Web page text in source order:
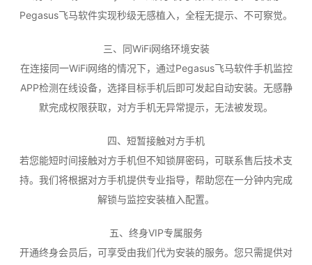
Pegasus飞马软件实现秒级无感植入，全程无提示、不可察觉。
三、同WiFi网络环境安装
在连接同一WiFi网络的情况下，通过Pegasus飞马软件手机监控
APP检测在线设备，选择目标手机后即可发起自动安装。无感静
默完成权限获取，对方手机无异常提示，无法被发现。
四、短暂接触对方手机
若您能短时间接触对方手机但不知锁屏密码，可联系售后技术支
持。我们将根据对方手机提供专业指导，帮助您在一分钟内完成
解锁与监控安装植入配置。
五、终身VIP专属服务
开通终身会员后，可享受由我们代为安装的服务。您只需提供对